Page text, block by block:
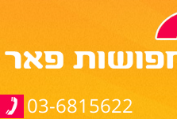
03-6815622